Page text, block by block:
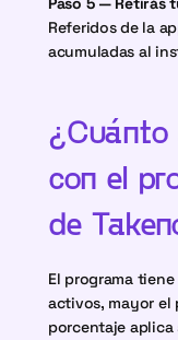
Referidos de la
acumuladas al
¿Cuánto
con el
de
El programa
activos, mayor el
porcentaje aplica